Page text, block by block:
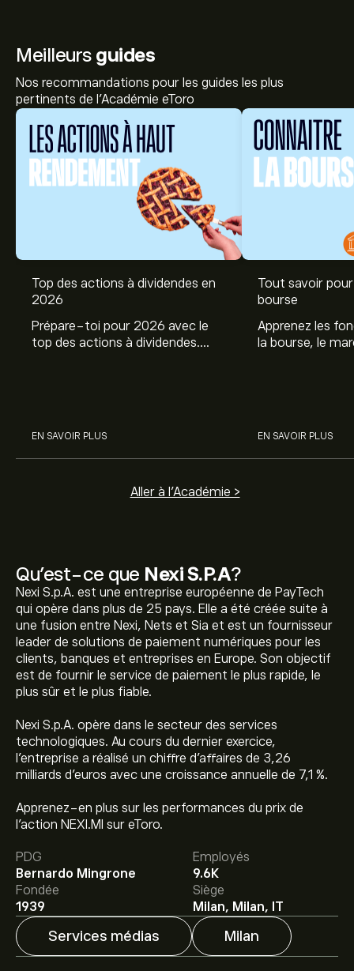
Qu’est-ce que Nexi S.P.A?
Nexi S.p.A. est une entreprise européenne de PayTech
qui opère dans plus de 25 pays. Elle a été créée suite à
une fusion entre Nexi, Nets et Sia et est un fournisseur
leader de solutions de paiement numériques pour les
clients, banques et entreprises en Europe. Son objectif
est de fournir le service de paiement le plus rapide, le
plus sûr et le plus fiable.
Nexi S.p.A. opère dans le secteur des services
technologiques. Au cours du dernier exercice,
l’entreprise a réalisé un chiffre d’affaires de 3,26
milliards d’euros avec une croissance annuelle de 7,1 %.
Apprenez-en plus sur les performances du prix de
l'action NEXI.MI sur eToro.
PDG
Bernardo Mingrone
Employés
9.6K
Fondée
1939
Siège
Milan, Milan, IT
Services médias Milan
Meilleurs guides
Nos recommandations pour les guides les plus
pertinents de l'Académie eToro
Top des actions à dividendes en
2026
Prépare-toi pour 2026 avec le
top des actions à dividendes.
EN SAVOIR PLUS
Tout savoir
bourse
Apprenez les
la bourse, le
EN SAVOIR PLUS
Aller à l'Académie >
4.325‎€‎.
sur eToro pour obtenir des
prévisions détaillées des analystes et les prix cibles.
Les analystes offrent des prévisions pour l'action Nexi
S.P.A en se basant sur les tendances du marché, les
rapports financiers et la croissance anticipée.